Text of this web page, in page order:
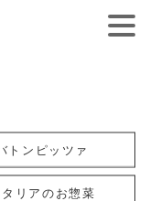
トンピッツァ
タリアのお惣菜